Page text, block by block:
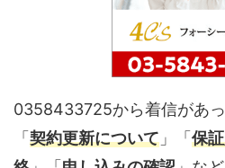
0358433725から着信があっ
「 契約更新について 」「 保